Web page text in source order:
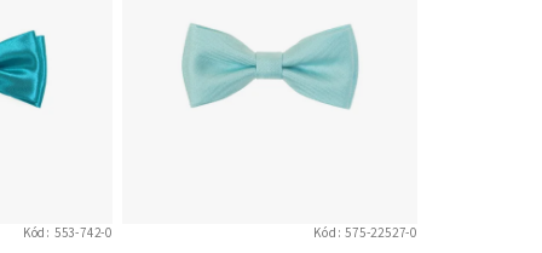
Kód: 553-742-0 Kód:575-22527-0